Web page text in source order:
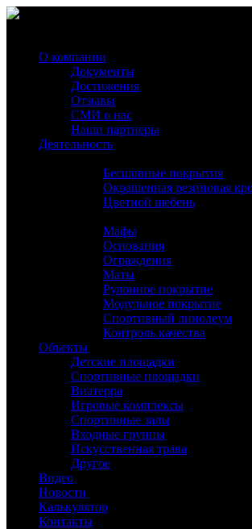
О компании
Документы
Достижения
Отзывы
СМИ о нас
Наши партнеры
Деятельность
Бесшовные покрытия
Окрашенная резиновая
Цветной щебень
Мафы
Основания
Ограждения
Маты
Рулонное покрытие
Модульное покрытие
Спортивный линолеум
Контроль качества
Объекты
Детские площадки
Спортивные площадки
Виатерра
Игровые комплексы
Спортивные залы
Входные группы
Искусственная трава
Другое
Видео
Новости
Калькулятор
Контакты